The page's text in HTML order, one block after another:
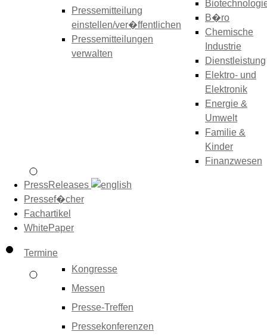
Pressemitteilung
einstellen/ver�ffentlichen
Pressemitteilungen
verwalten
B�ro
Chemische
Industrie
Dienstleistung
Elektro- und
Elektronik
Energie &
Umwelt
Familie &
Kinder
Finanzwesen
PressReleases
Pressef�cher
Fachartikel
WhitePaper
Termine
Kongresse
Messen
Presse-Treffen
Pressekonferenzen